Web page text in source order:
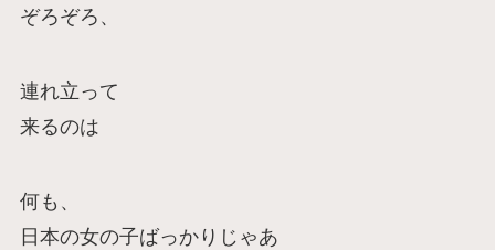
ぞろぞろ、
連れ立って
来るのは
何も、
日本の女の子ばっかりじゃあ